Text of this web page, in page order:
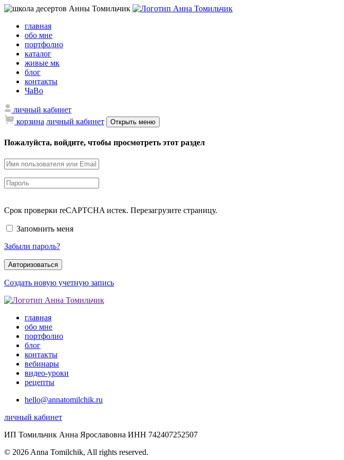
главная
обо мне
портфолио
каталог
живые мк
блог
контакты
ЧаВо
личный кабинет
корзина личный кабинет Открыть меню
Пожалуйста, войдите, чтобы просмотреть этот раздел
Срок проверки reCAPTCHA истек. Перезагрузите страницу.
Запомнить меня
Забыли пароль?
Создать новую учетную запись
главная
обо мне
портфолио
блог
контакты
вебинары
видео-уроки
рецепты
hello@annatomilchik.ru
личный кабинет
ИП Томильчик Анна Ярославовна ИНН 742407252507
© 2026 Anna Tomilchik, All rights reserved.